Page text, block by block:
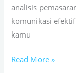
analisis
komunikasi
kamu
Read More »